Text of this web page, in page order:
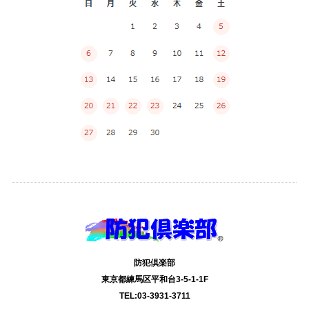
防犯倶楽部
東京都練馬区平和台3-5-1-1F
TEL:03-3931-3711